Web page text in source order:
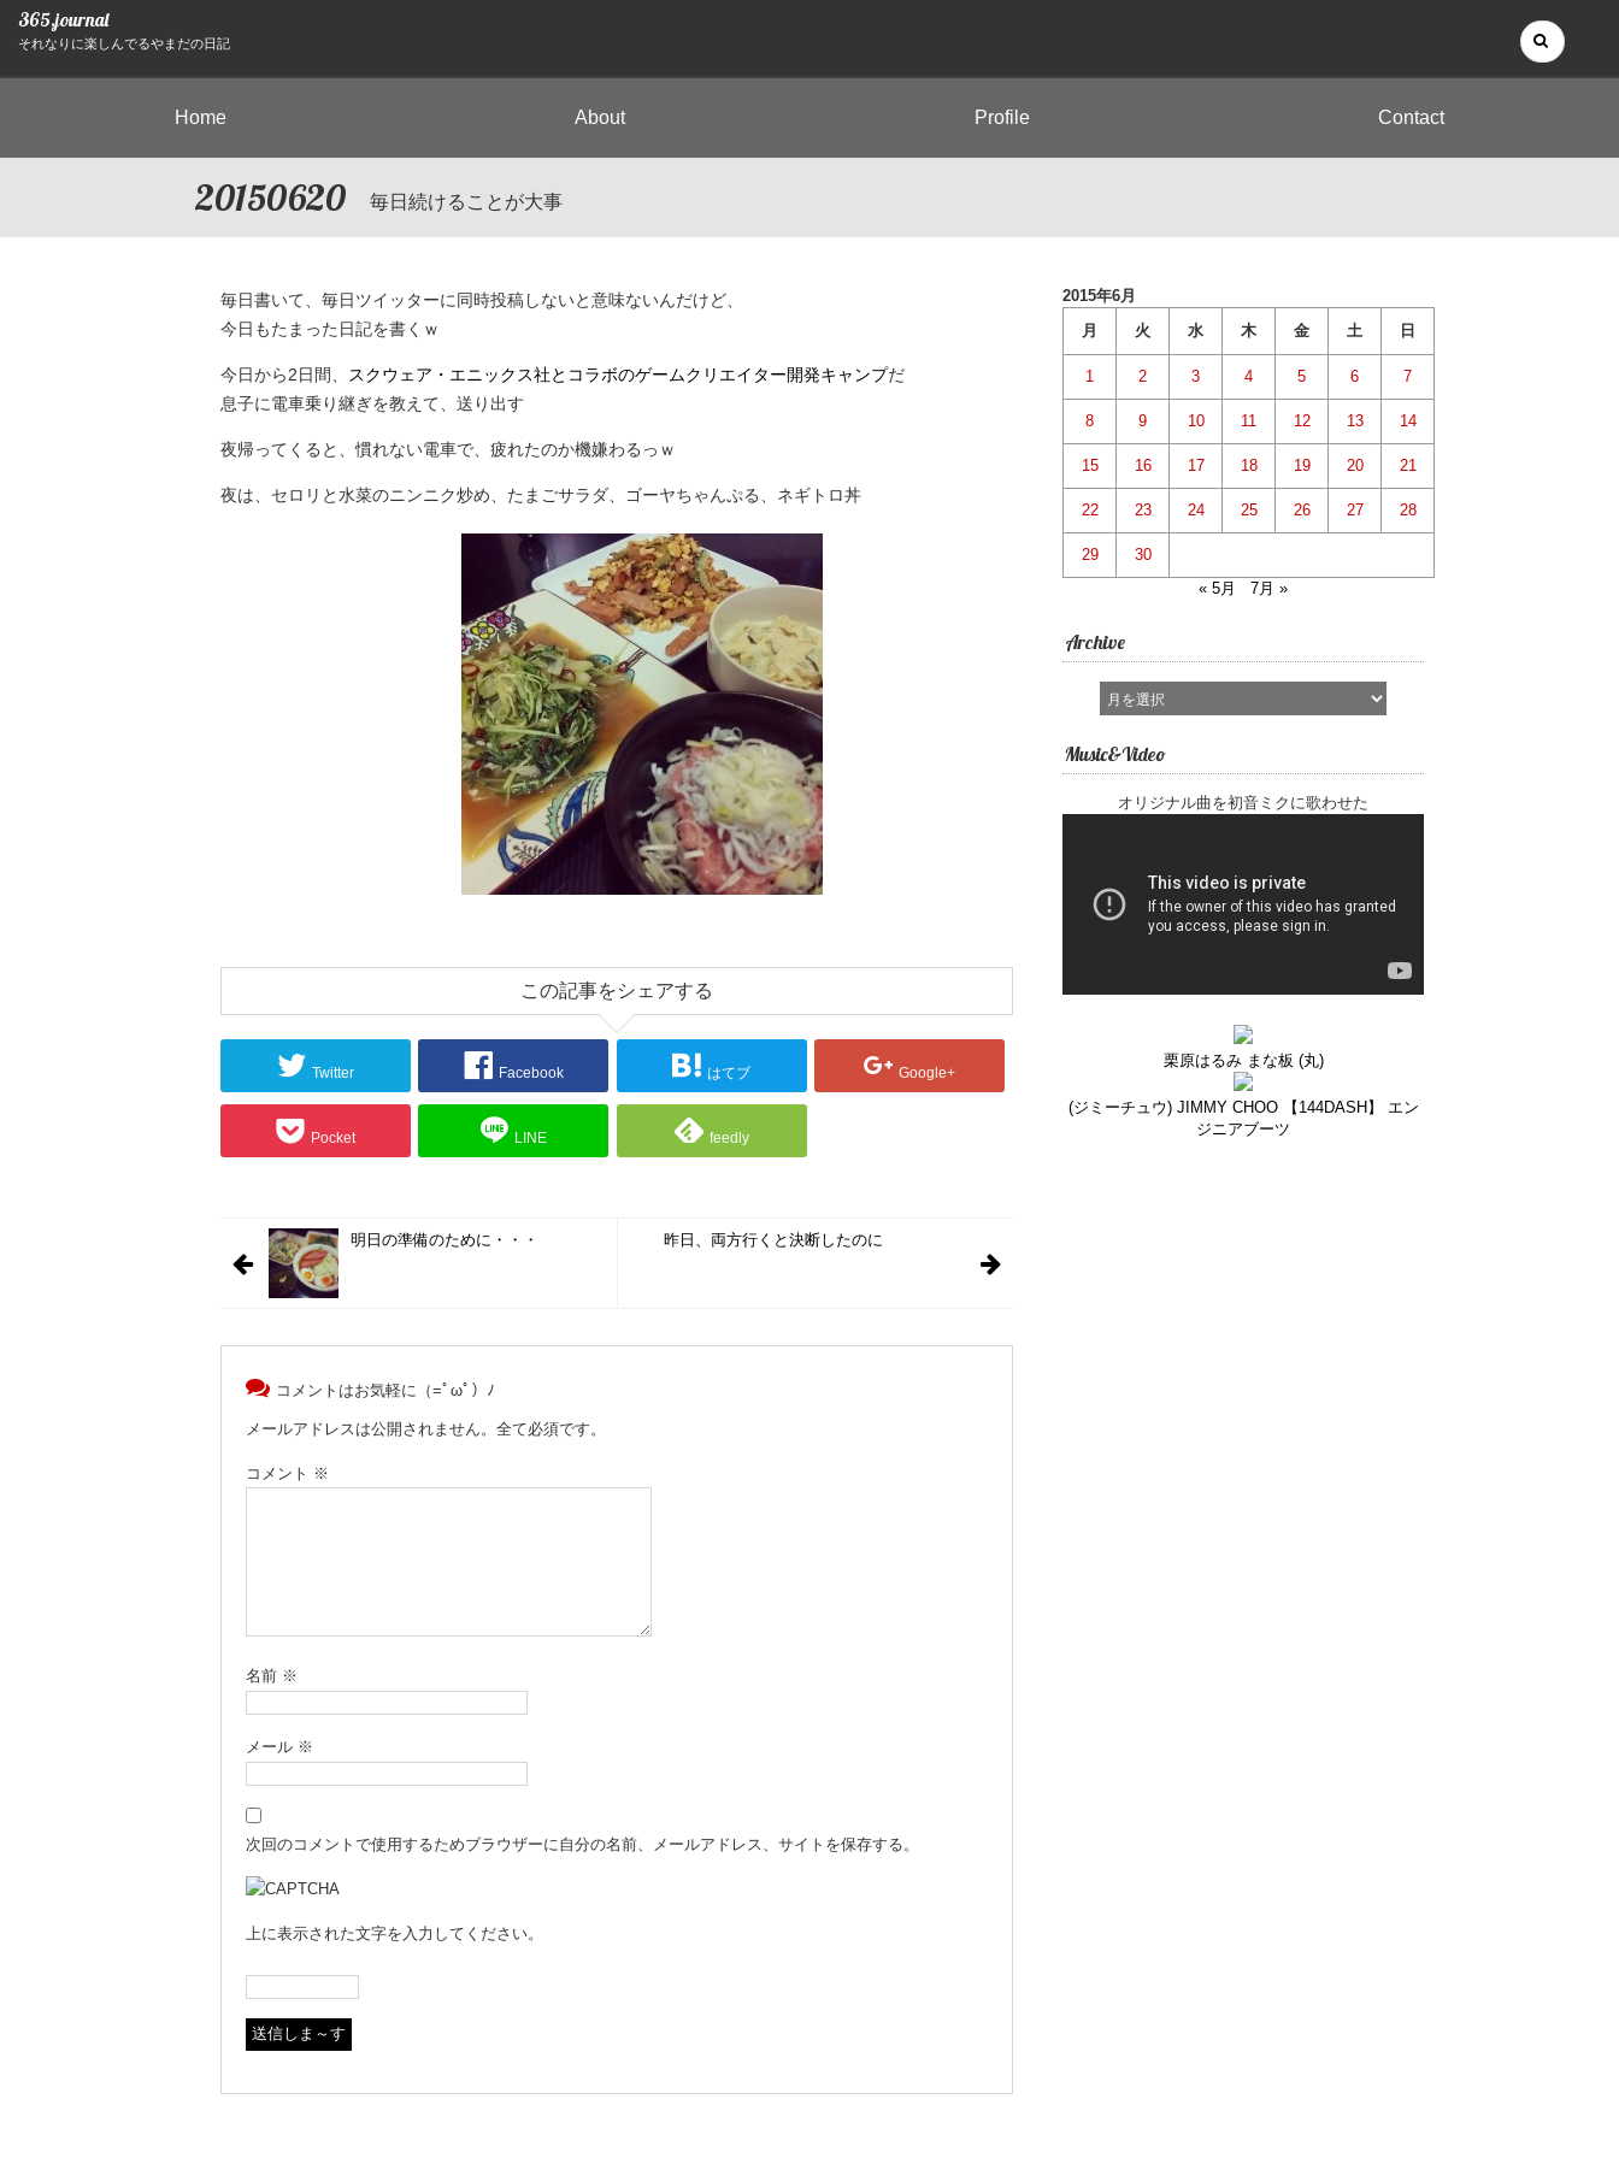
365.journal
それなりに楽しんでるやまだの日記
Home About Profile Contact
20150620 毎日続けることが大事
毎日書いて、毎日ツイッターに同時投稿しないと意味ないんだけど、
今日もたまった日記を書くｗ
今日から2日間、 スクウェア・エニックス社とコラボのゲームクリエイター開発キャンプだ
息子に電車乗り継ぎを教えて、送り出す
夜帰ってくると、慣れない電車で、疲れたのか機嫌わるっｗ
夜は、セロリと水菜のニンニク炒め、たまごサラダ、ゴーヤちゃんぷる、ネギトロ丼
この記事をシェアする
Twitter Facebook はてブ Google+
Pocket LINE feedly
明日の準備のために・・・ 昨日、両方行くと決断したのに
コメントはお気軽に（=ﾟωﾟ）ﾉ
メールアドレスは公開されません。全て必須です。
コメント ※
名前 ※
メール ※
次回のコメントで使用するためブラウザーに自分の名前、メールアドレス、サイトを保存する。
上に表示された文字を入力してください。
2015年6月
月
火 水 木 金 土 日
1 2 3 4 5 6 7
8 9 10 11 12 13 14
15 16 17 18 19 20 21
22 23 24 25 26 27 28
29
30
« 5月
7月 »
Archive
Music&Video
オリジナル曲を初音ミクに歌わせた
栗原はるみ まな板 (丸)
(ジミーチュウ) JIMMY CHOO 【144DASH】 エン
ジニアブーツ